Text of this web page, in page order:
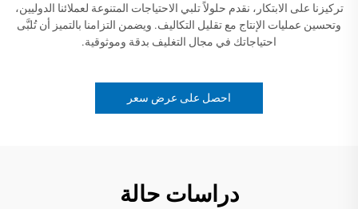
تركيزنا على الابتكار، نقدم حلولاً تلبي الاحتياجات المتنوعة لعملائنا الدوليين،
وتحسين عمليات الإنتاج مع تقليل التكاليف. ويضمن التزامنا بالتميز أن تُلبَّى
احتياجاتك في مجال التغليف بدقة وموثوقية.
احصل على عرض سعر
دراسات حالة